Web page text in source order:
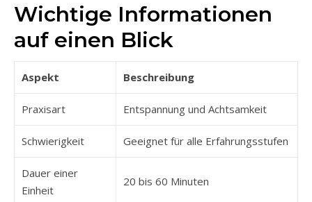
Wichtige Informationen
auf einen Blick
Aspekt Beschreibung
Praxisart Entspannung und Achtsamkeit
Schwierigkeit Geeignet für alle Erfahrungsstufen
Dauer einer
Einheit
20 bis 60 Minuten